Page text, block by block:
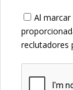
Al
reclutadores